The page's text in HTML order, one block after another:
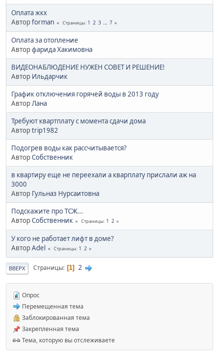
Оплата жкх
Авторforman Страницы 1 2 3 ... 7
Оплата за отопление
Авторфарида Хакимовна
ВИДЕОНАБЛЮДЕНИЕ НУЖЕН СОВЕТ И РЕШЕНИЕ!
Автор Ильдарчик
График отключения горячей воды в 2013 году
Автор Лана
Требуют квартплату с момента сдачи дома
Авторtrip1982
Подогрев воды как рассчитывается?
АвторСобственник
в квартиру еще не переехали а кварплату прислали аж на
3000
Автор Гульназ Нурсаитовна
Подскажите про ТСЖ...
АвторСобственник Страницы 1 2
У кого не работает лифт в доме?
АвторAdel Страницы 1 2
ВВЕРХ Страницы 1 2
Опрос
Перемещенная тема
Заблокированная тема
Закрепленная тема
Тема, которую вы отслеживаете